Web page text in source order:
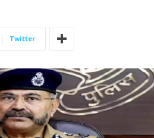
Twitter